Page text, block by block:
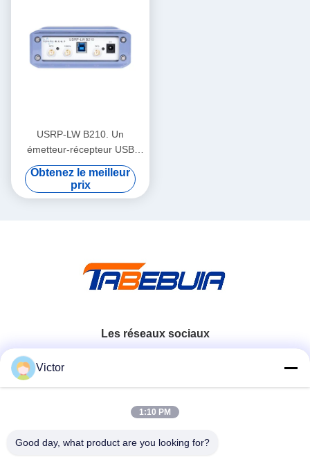
USRP-LW B210. Un
émetteur-récepteur USB
SDR hautement intégré à 6
GHz.
Obtenez le meilleur
prix
Les réseaux sociaux
86--18062514745
Victor
1:10 PM
Good day, what product are you looking for?